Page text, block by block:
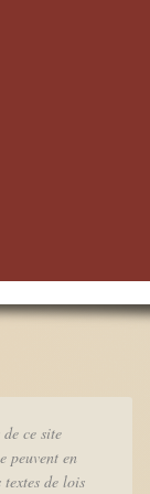
ce site
peuvent en
de lois